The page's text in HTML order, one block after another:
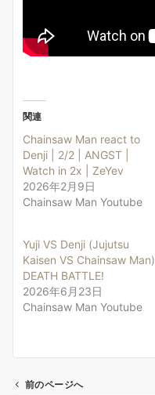
関連
Chainsaw Man react to
Denji | 2/2 | ANGST |
Watch in 2x | ZeYev
2026年2月9日
Chainsaw Man Youtube
Yuji VS Denji (Jujutsu
Kaisen VS Chainsaw Man)
DEATH BATTLE!
2026年6月23日
Chainsaw Man Youtube
前のページへ